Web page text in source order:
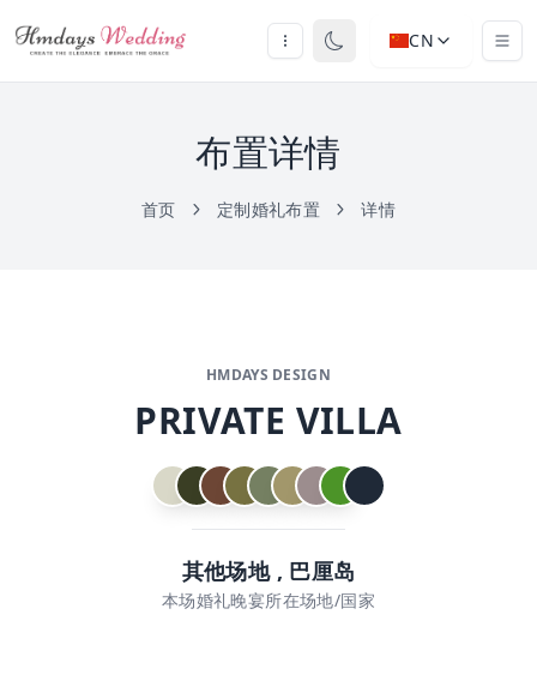
CN
布置详情
首页 定制婚礼布置 详情
HMDAYS DESIGN
PRIVATE VILLA
其他场地 , 巴厘岛
本场婚礼晚宴所在场地/国家